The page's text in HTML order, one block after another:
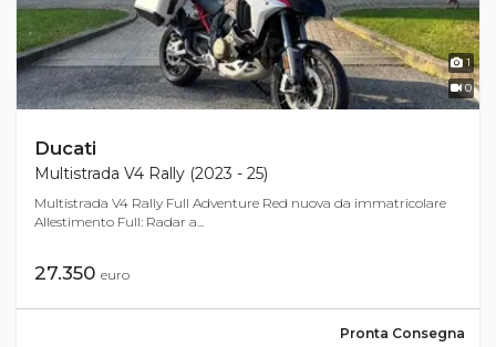
1
0
Ducati
Multistrada V4 Rally (2023 - 25)
Multistrada V4 Rally Full Adventure Red nuova da immatricolare
Allestimento Full: Radar a...
27.350 euro
Pronta Consegna